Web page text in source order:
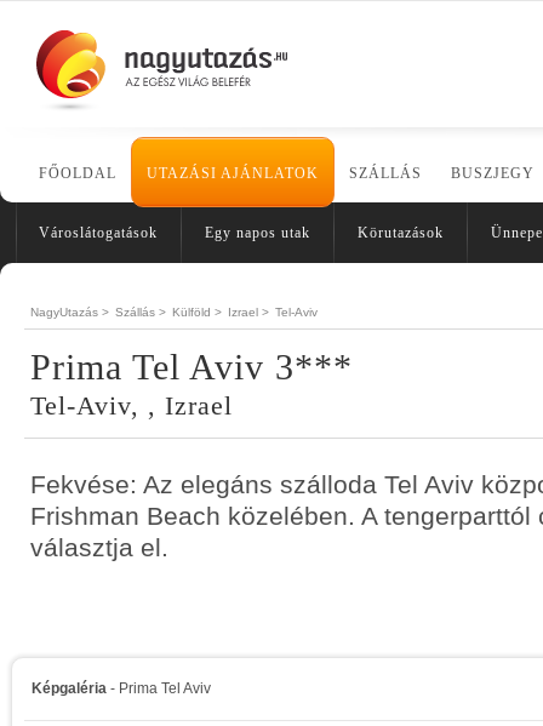
FŐOLDAL UTAZÁSI AJÁNLATOK SZÁLLÁS BUSZJEGY
Városlátogatások Egy napos utak Körutazások
NagyUtazás > Szállás > Külföld > Izrael > Tel-Aviv
Prima Tel Aviv 3***
Tel-Aviv, , Izrael
Fekvése: Az elegáns szálloda Tel Aviv
Frishman Beach közelében. A tengerparttól
választja el.
Képgaléria - Prima Tel Aviv